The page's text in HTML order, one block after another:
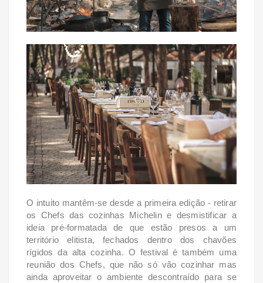
O intuito mantêm-se desde a primeira edição - retirar
os Chefs das cozinhas Michelin e desmistificar a
ideia pré-formatada de que estão presos a um
território elitista, fechados dentro dos chavões
rígidos da alta cozinha. O festival é também uma
reunião dos Chefs, que não só vão cozinhar mas
ainda aproveitar o ambiente descontraído para se